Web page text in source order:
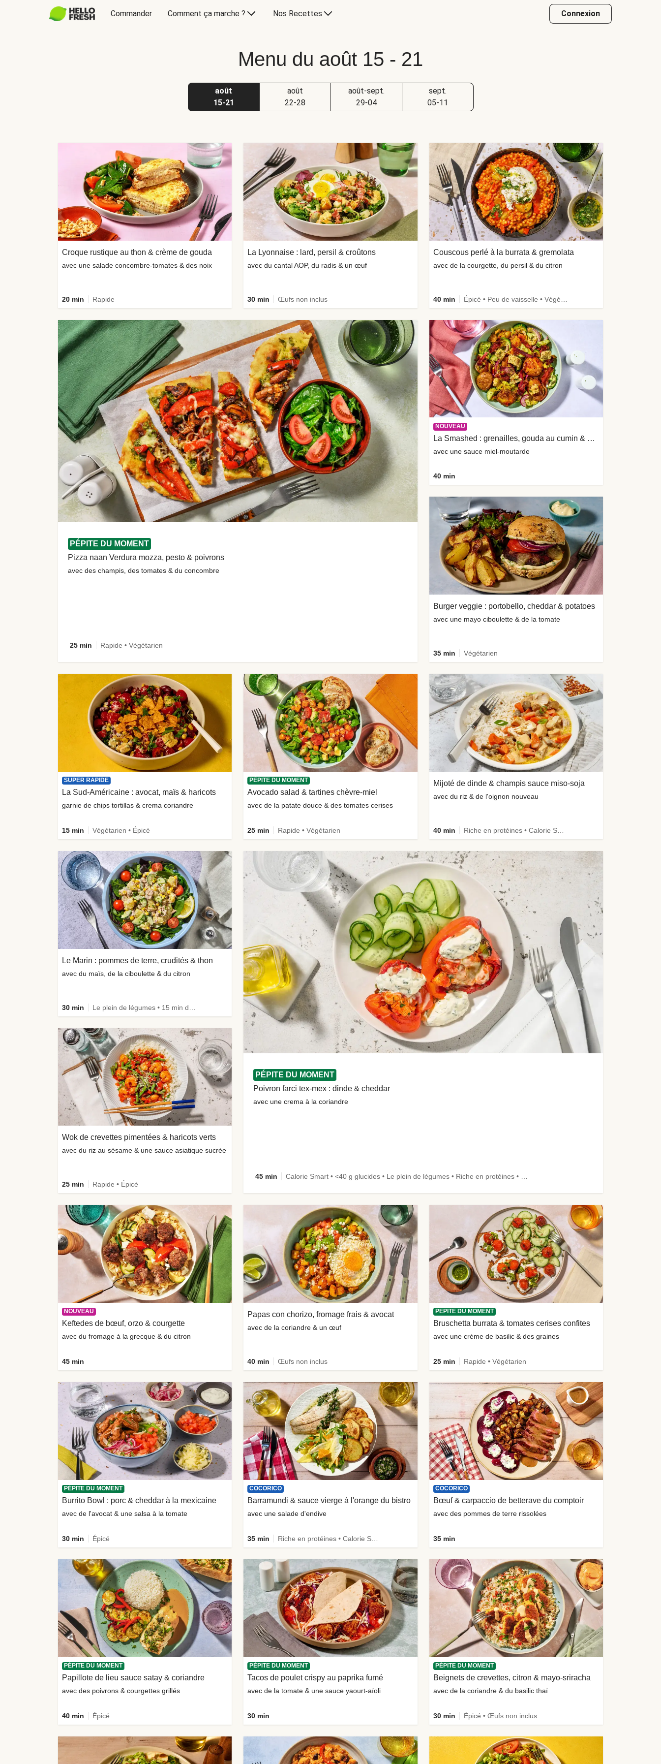
Commander Comment ça marche ? Nos Recettes Connexion
Menu du août 15 - 21
août
15-21
août
22-28
août-sept.
29-04
sept.
05-11
PÉPITE DU MOMENT
Pizza naan Verdura mozza, pesto & poivrons
avec des champis, des tomates & du concombre
25 min Rapide • Végétarien
PÉPITE DU MOMENT
Poivron farci tex-mex : dinde & cheddar
avec une crema à la coriandre
45 min Calorie Smart • <40 g glucides • Le plein de légumes • Riche en protéines • Épicé
Croque rustique au thon & crème de gouda
avec une salade concombre-tomates & des noix
20 min Rapide
La Lyonnaise : lard, persil & croûtons
avec du cantal AOP, du radis & un œuf
30 min Œufs non inclus
Couscous perlé à la burrata & gremolata
avec de la courgette, du persil & du citron
40 min
NOUVEAU
La Smashed : grenailles, gouda au cumin & bacon
avec une sauce miel-moutarde
40 min
Burger veggie : portobello, cheddar & potatoes
avec une mayo ciboulette & de la tomate
35 min Végétarien
SUPER RAPIDE
La Sud-Américaine : avocat, maïs & haricots
garnie de chips tortillas & crema coriandre
15 min Végétarien • Épicé
PÉPITE DU MOMENT
Avocado salad & tartines chèvre-miel
avec de la patate douce & des tomates cerises
25 min Rapide • Végétarien
Mijoté de dinde & champis sauce miso-soja
avec du riz & de l'oignon nouveau
40 min Riche en protéines • Calorie Smart
Le Marin : pommes de terre, crudités & thon
avec du maïs, de la ciboulette & du citron
30 min
Wok de crevettes pimentées & haricots verts
avec du riz au sésame & une sauce asiatique sucrée
25 min Rapide • Épicé
NOUVEAU
Keftedes de bœuf, orzo & courgette
avec du fromage à la grecque & du citron
45 min
Papas con chorizo, fromage frais & avocat
avec de la coriandre & un œuf
40 min Œufs non inclus
PÉPITE DU MOMENT
Bruschetta burrata & tomates cerises confites
avec une crème de basilic & des graines
25 min Rapide • Végétarien
PÉPITE DU MOMENT
Burrito Bowl : porc & cheddar à la mexicaine
avec de l'avocat & une salsa à la tomate
30 min Épicé
COCORICO
Barramundi & sauce vierge à l'orange du bistro
avec une salade d'endive
35 min
COCORICO
Bœuf & carpaccio de betterave du comptoir
avec des pommes de terre rissolées
35 min
PÉPITE DU MOMENT
Papillote de lieu sauce satay & coriandre
avec des poivrons & courgettes grillés
40 min Épicé
PÉPITE DU MOMENT
Tacos de poulet crispy au paprika fumé
avec de la tomate & une sauce yaourt-aïoli
30 min
PÉPITE DU MOMENT
Beignets de crevettes, citron & mayo-sriracha
avec de la coriandre & du basilic thaï
30 min Épicé • Œufs non inclus